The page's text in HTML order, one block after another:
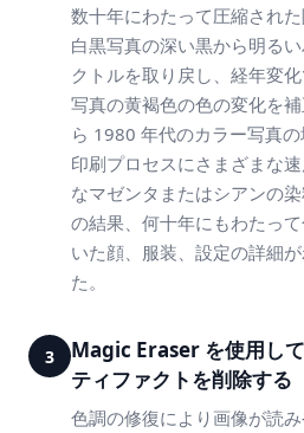
数十年にわたって圧縮された
白黒写真の深い黒から明る
クトルを取り戻し、経年変
写真の黄褐色の色の変化を
ら 1980 年代のカラー写真
印刷プロセスにさまざまな
なマゼンタまたはシアンの
の結果、何十年にもわたっ
いた顔、服装、設定の詳細
た。
3
Magic Eraser を使用し
ティファクトを削除する
色調の修復により画像が読